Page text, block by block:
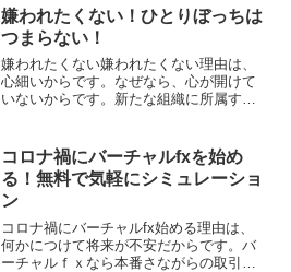
ついて知る病気について知る理由は、自
分で自覚する必要があるから...
嫌われたくない！ひとりぼっちは
つまらない！
嫌われたくない嫌われたくない理由は、
心細いからです。なぜなら、心が開けて
いないからです。新たな組織に所属する
だと早く仲間を作りたいという衝動に駆
られます。その時の心境は...
コロナ禍にバーチャルfxを始め
る！無料で気軽にシミュレーショ
ン
コロナ禍にバーチャルfx始める理由は、
何かにつけて将来が不安だからです。バ
ーチャルｆｘなら本番さながらの取引が